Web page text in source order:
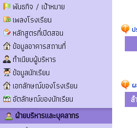
พันธกิจ / เป้าหมาย
เพลงโรงเรียน
หลักสูตรที่เปิดสอน
ข้อมูลอาคารสถานที่
ทำเนียบผู้บริหาร
ข้อมูลนักเรียน
เอกลักษณ์ของโรงเรียน
อัตลักษณ์ของนักเรียน
ฝ่ายบริหารและบุคลากร
ล